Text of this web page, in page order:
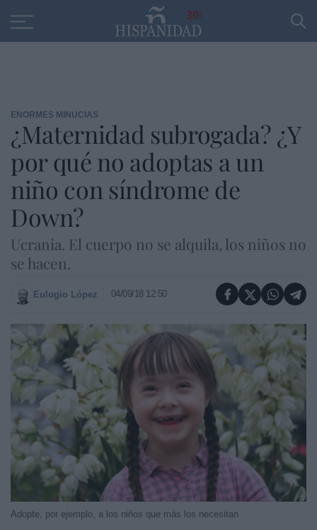
30
ENORMES MINUCIAS
¿Maternidad subrogada? ¿Y
por qué no adoptas a un
niño con síndrome de
Down?
Ucrania. El cuerpo no se alquila, los niños no
se hacen.
Eulogio López 04/09/18 12:50
Adopte, por ejemplo, a los niños que más los necesitan